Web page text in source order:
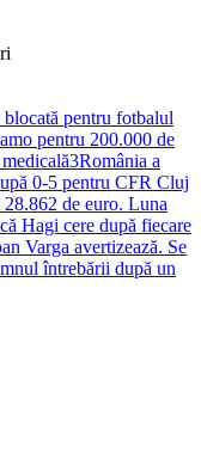
pentru fotbalul
pentru 200.000 de
3România a
0-5 pentru CFR Cluj
de euro. Luna
Hagi cere după fiecare
Varga avertizează. Se
întrebării după un